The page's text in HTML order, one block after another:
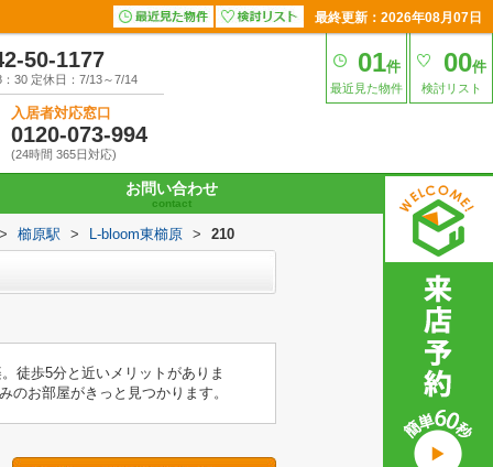
最終更新：2026年08月07日
50-1177
30 定休日：7/13～7/14
入居者対応窓口
0120-073-994
(24時間 365日対応)
01件
最近見た物件
00件
検討リスト
お問い合わせ
contact
> 櫛原駅 > L-bloom東櫛原 > 210
徒歩5分と近いメリットがありま
お部屋がきっと見つかります。